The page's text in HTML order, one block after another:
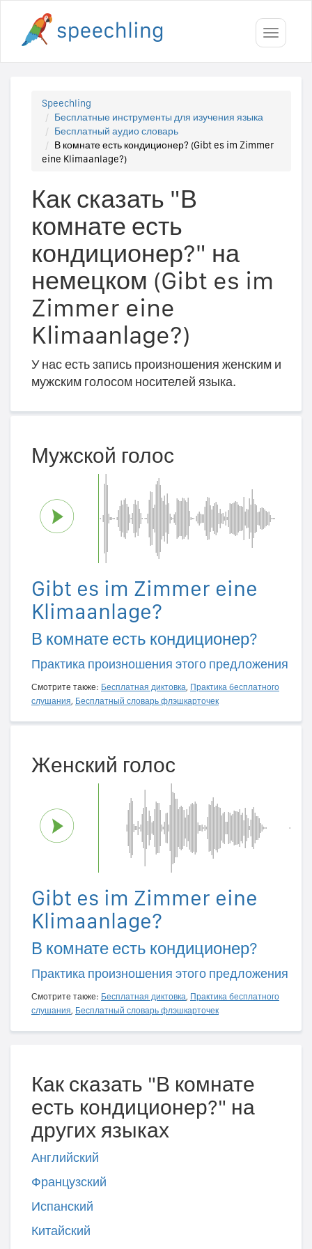
Toggle
Speechling
Бесплатные инструменты для изучения языка
Бесплатный аудио словарь
В комнате есть кондиционер? (Gibt es im Zimmer
eine Klimaanlage?)
Как сказать "В
комнате есть
кондиционер?" на
немецком (Gibt es im
Zimmer eine
Klimaanlage?)
У нас есть запись произношения женским и
мужским голосом носителей языка.
Мужской голос
Gibt es im Zimmer eine
Klimaanlage?
В комнате есть кондиционер?
Практика произношения этого предложения
Смотрите также: Бесплатная диктовка, Практика бесплатного
слушания, Бесплатный словарь флэшкарточек
Женский голос
Gibt es im Zimmer eine
Klimaanlage?
В комнате есть кондиционер?
Практика произношения этого предложения
Смотрите также: Бесплатная диктовка, Практика бесплатного
слушания, Бесплатный словарь флэшкарточек
Как сказать "В комнате
есть кондиционер?" на
других языках
Английский
Французский
Испанский
Китайский